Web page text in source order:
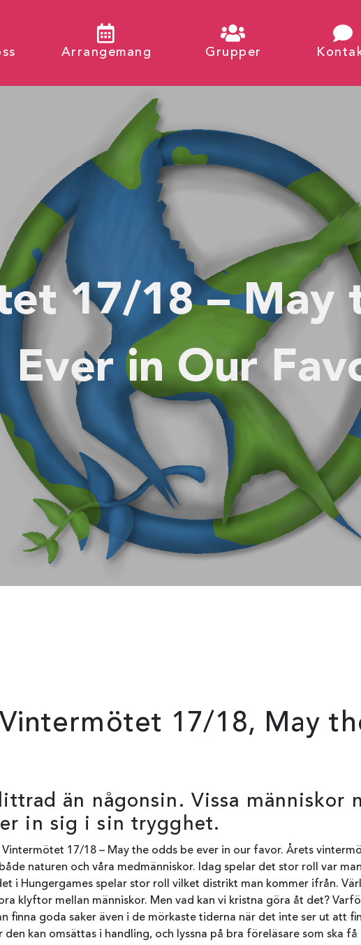
Arrangemang Grupper
17/18 – May
Ever in Our
17/18, May
än någonsin. Vissa människor
in sig i sin trygghet.
17/18 – May the odds be ever in our favor. Årets
naturen och våra medmänniskor. Idag spelar det stor roll var
i Hungergames spelar stor roll vilket distrikt man kommer ifrån.
klyftor mellan människor. Men vad kan vi kristna göra åt det?
finna goda saker även i de mörkaste tiderna när det inte ser ut att
kan omsättas i handling, och lyssna på bra föreläsare som ska